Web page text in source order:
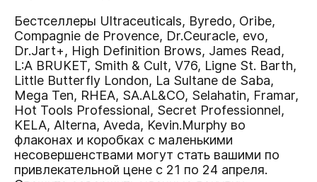
Бестселлеры Ultraceuticals, Byredo, Oribe,
Compagnie de Provence, Dr.Ceuracle, evo,
Dr.Jart+, High Definition Brows, James Read,
L:A BRUKET, Smith & Cult, V76, Ligne St. Barth,
Little Butterfly London, La Sultane de Saba,
Mega Ten, RHEA, SA.AL&CO, Selahatin, Framar,
Hot Tools Professional, Secret Professionnel,
KELA, Alterna, Aveda, Kevin.Murphy во
флаконах и коробках с маленькими
несовершенствами могут стать вашими по
привлекательной цене с 21 по 24 апреля.